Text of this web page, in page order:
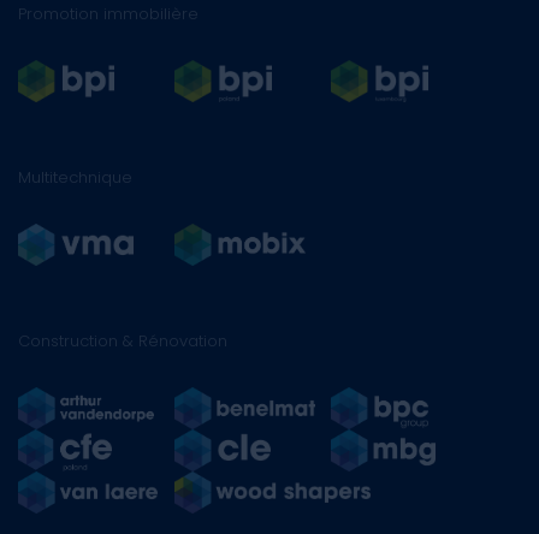
Promotion immobilière
Multitechnique
Construction & Rénovation